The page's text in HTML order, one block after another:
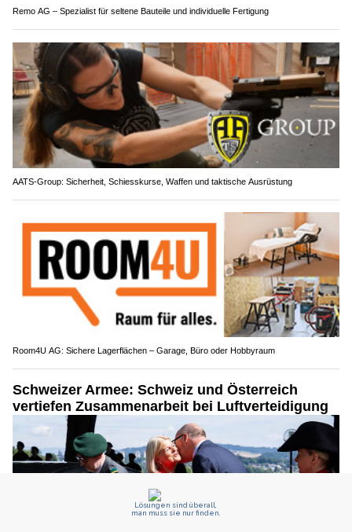
Remo AG – Spezialist für seltene Bauteile und individuelle Fertigung
AATS-Group: Sicherheit, Schiesskurse, Waffen und taktische Ausrüstung
Room4U AG: Sichere Lagerflächen – Garage, Büro oder Hobbyraum
Schweizer Armee: Schweiz und Österreich
vertiefen Zusammenarbeit bei Luftverteidigung